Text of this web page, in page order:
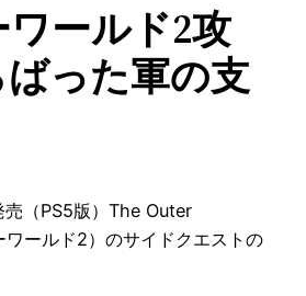
ールド2攻
った軍の支
（PS5版）The Outer
ールド2）のサイドクエストの